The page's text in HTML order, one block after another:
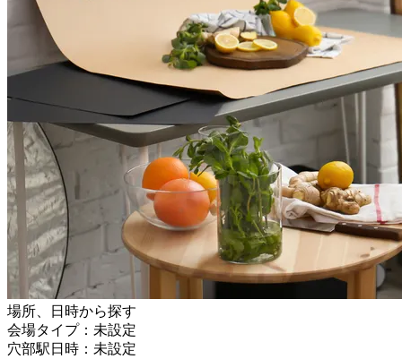
場所、日時から探す
会場タイプ：未設定
穴部駅日時：未設定